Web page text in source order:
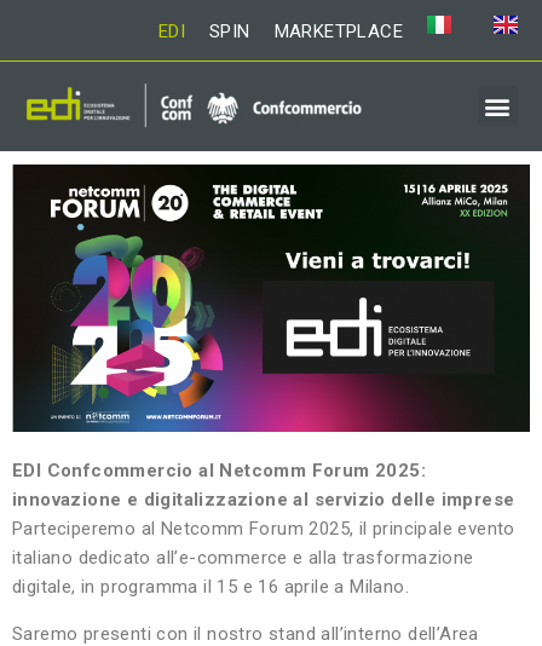
EDI SPIN MARKETPLACE
EDI Confcommercio al Netcomm Forum 2025:
innovazione e digitalizzazione al servizio delle imprese
Parteciperemo al Netcomm Forum 2025, il principale evento
italiano dedicato all’e-commerce e alla trasformazione
digitale, in programma il 15 e 16 aprile a Milano.
Saremo presenti con il nostro stand all’interno dell’Area